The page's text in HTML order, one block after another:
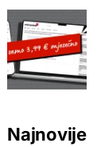
Najnovije